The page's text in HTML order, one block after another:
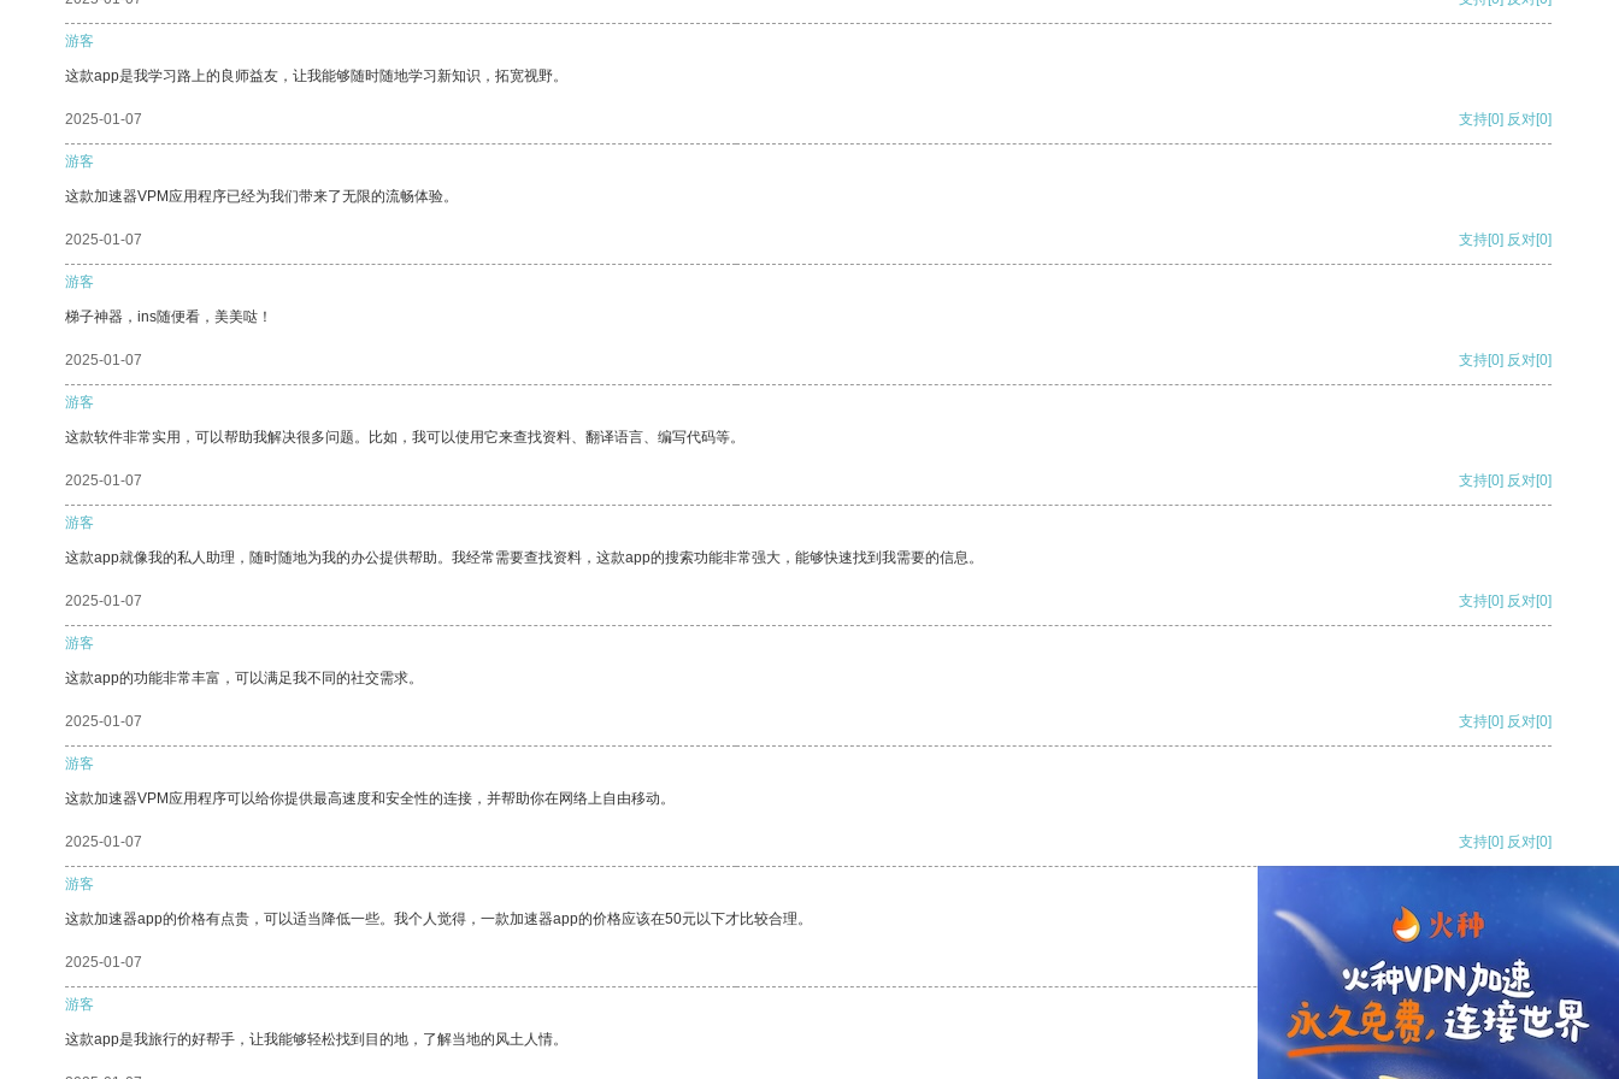
游客
这款app是我学习路上的良师益友，让我能够随时随地学习新知识，拓宽视野。
2025-01-07 支持[0] 反对[0]
游客
这款加速器VPM应用程序已经为我们带来了无限的流畅体验。
2025-01-07 支持[0] 反对[0]
游客
梯子神器，ins随便看，美美哒！
2025-01-07 支持[0] 反对[0]
游客
这款软件非常实用，可以帮助我解决很多问题。比如，我可以使用它来查找资料、翻译语言、编写代码等。
2025-01-07 支持[0] 反对[0]
游客
这款app就像我的私人助理，随时随地为我的办公提供帮助。我经常需要查找资料，这款app的搜索功能非常强大，能够快速找到我需要的信息。
2025-01-07 支持[0] 反对[0]
游客
这款app的功能非常丰富，可以满足我不同的社交需求。
2025-01-07 支持[0] 反对[0]
游客
这款加速器VPM应用程序可以给你提供最高速度和安全性的连接，并帮助你在网络上自由移动。
2025-01-07 支持[0] 反对[0]
游客
这款加速器app的价格有点贵，可以适当降低一些。我个人觉得，一款加速器app的价格应该在50元以下才比较合理。
2025-01-07 支持 反对
游客
这款app是我旅行的好帮手，让我能够轻松找到目的地，了解当地的风土人情。